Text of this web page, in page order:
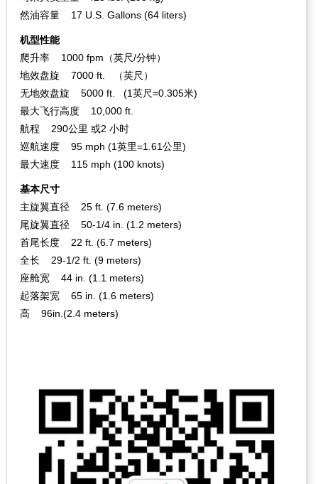
然油容量 17 U.S. Gallons (64 liters)
机型性能
爬升率 1000 fpm（英尺/分钟）
地效盘旋 7000 ft. （英尺）
无地效盘旋 5000 ft. (1英尺=0.305米)
最大飞行高度 10,000 ft.
航程 290公里 或2 小时
巡航速度 95 mph (1英里=1.61公里)
最大速度 115 mph (100 knots)
基本尺寸
主旋翼直径 25 ft. (7.6 meters)
尾旋翼直径 50-1/4 in. (1.2 meters)
首尾长度 22 ft. (6.7 meters)
全长 29-1/2 ft. (9 meters)
座舱宽 44 in. (1.1 meters)
起落架宽 65 in. (1.6 meters)
高 96in.(2.4 meters)